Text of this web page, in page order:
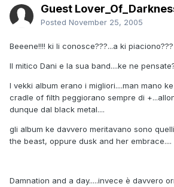
Guest
Posted November 25, 2005
Beeene!!!! ki li conosce???...a ki piaciono???
Il mitico Dani e la sua band....ke ne
I vekki album erano i migliori....man mano
cradle of filth peggiorano sempre di
dunque dal black metal....
gli album ke davvero meritavano sono
the beast, oppure dusk and her embrace....
Damnation and a day.....invece è davvero